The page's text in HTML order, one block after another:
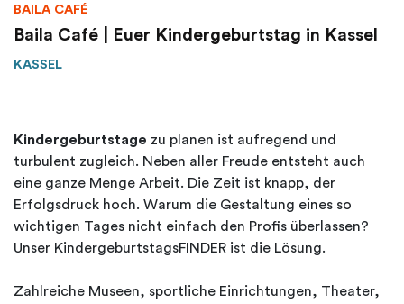
BAILA CAFÉ
Baila Café | Euer Kindergeburtstag in Kassel
KASSEL
Kindergeburtstage zu planen ist aufregend und
turbulent zugleich. Neben aller Freude entsteht auch
eine ganze Menge Arbeit. Die Zeit ist knapp, der
Erfolgsdruck hoch. Warum die Gestaltung eines so
wichtigen Tages nicht einfach den Profis überlassen?
Unser KindergeburtstagsFINDER ist die Lösung.
Zahlreiche Museen, sportliche Einrichtungen, Theater,